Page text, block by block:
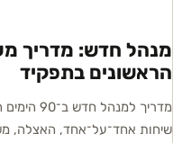
הראשונים בתפקיד
מדריך
שיחות אחד־על־אחד, האצלה,